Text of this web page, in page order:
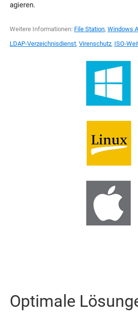
agieren.
Weitere Informationen: File Station, Windows
LDAP-Verzeichnisdienst, Virenschutz, ISO-
Optimale